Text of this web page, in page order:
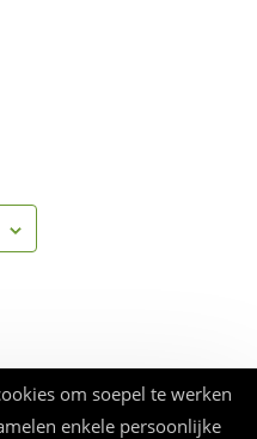
om soepel te werken
enkele persoonlijke